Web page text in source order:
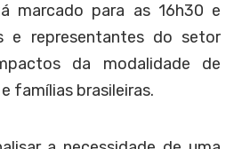
marcado para as 16h30 e
e representantes do setor
da modalidade de
famílias brasileiras.